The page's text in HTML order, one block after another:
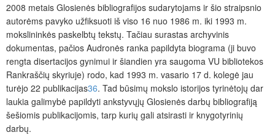
2008 metais Glosienės bibliografijos sudarytojams ir šio straipsnio
autorėms pavyko užfiksuoti iš viso 16 nuo 1986 m. iki 1993 m.
mokslininkės paskelbtų tekstų. Tačiau surastas archyvinis
dokumentas, pačios Audronės ranka papildyta biograma (ji buvo
rengta disertacijos gynimui ir šiandien yra saugoma VU bibliotekos
Rankraščių skyriuje) rodo, kad 1993 m. vasario 17 d. kolegė jau
turėjo 22 publikacijas36. Tad būsimų mokslo istorijos tyrinėtojų dar
laukia galimybė papildyti ankstyvųjų Glosienės darbų bibliografiją
šešiomis publikacijomis, tarp kurių gali atsirasti ir knygotyrinių
darbų.